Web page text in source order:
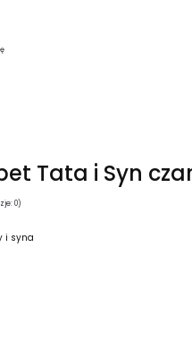
szczegóły
Tata i Syn
0)
i syna